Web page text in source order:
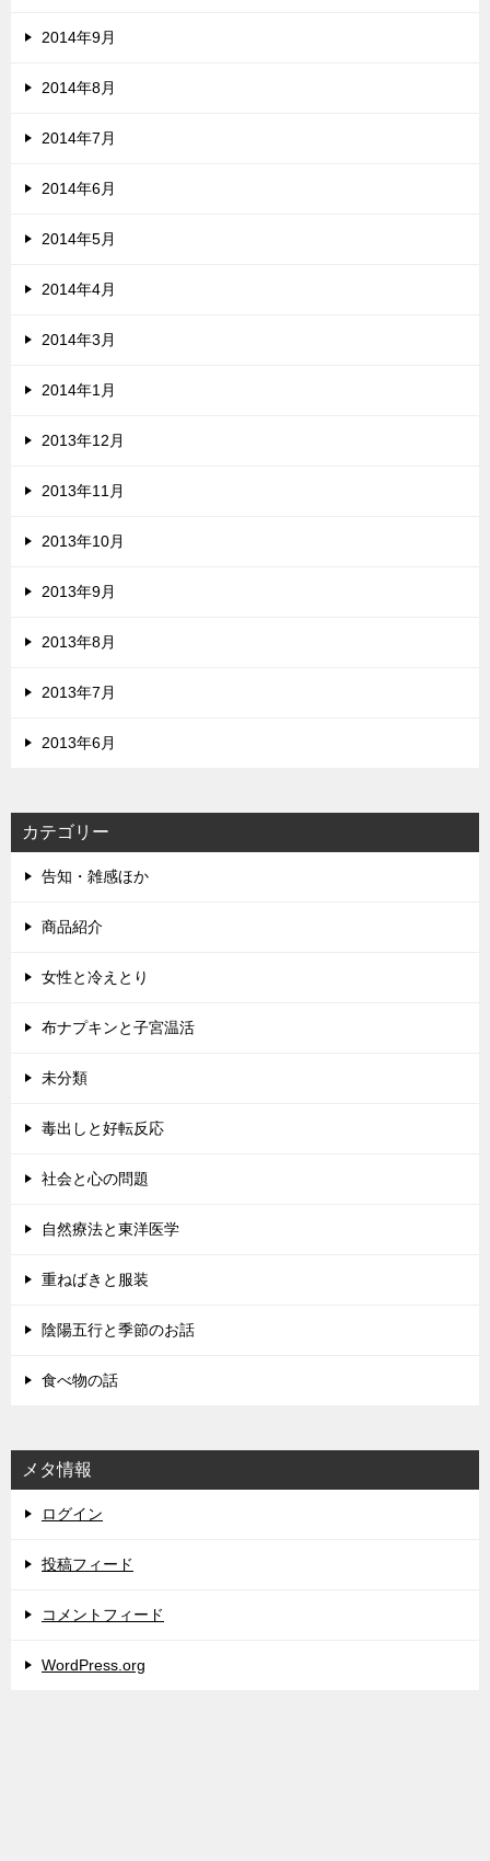
2014年9月
2014年8月
2014年7月
2014年6月
2014年5月
2014年4月
2014年3月
2014年1月
2013年12月
2013年11月
2013年10月
2013年9月
2013年8月
2013年7月
2013年6月
カテゴリー
告知・雑感ほか
商品紹介
女性と冷えとり
布ナプキンと子宮温活
未分類
毒出しと好転反応
社会と心の問題
自然療法と東洋医学
重ねばきと服装
陰陽五行と季節のお話
食べ物の話
メタ情報
ログイン
投稿フィード
コメントフィード
WordPress.org